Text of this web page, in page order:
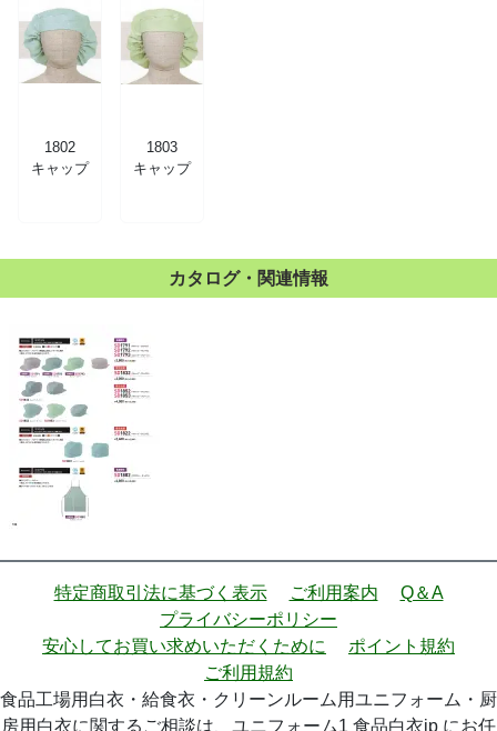
1802
キャップ
1803
キャップ
カタログ・関連情報
特定商取引法に基づく表示 ご利用案内
Q＆A
プライバシーポリシー
安心してお買い求めいただくために
ポイント規約
ご利用規約
食品工場用白衣・給食衣・クリーンルーム用ユニフォーム・厨
房用白衣に関するご相談は、ユニフォーム1 食品白衣jp にお任